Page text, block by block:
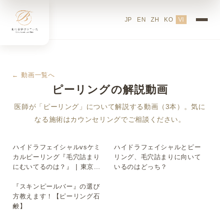
JP EN ZH KO VI
← 動画一覧へ
ピーリングの解説動画
医師が「ピーリング」について解説する動画（3本）。気に
なる施術はカウンセリングでご相談ください。
▶
ハイドラフェイシャルvsケミ
カルピーリング『毛穴詰まり
にむいてるのは？』 | 東京美
#美容皮膚科 #美容
▶
ハイドラフェイシャルとピー
リング、毛穴詰まりに向いて
いるのはどっち？
▶
『スキンピールバー』の選び
方教えます！【ピーリング石
鹸】